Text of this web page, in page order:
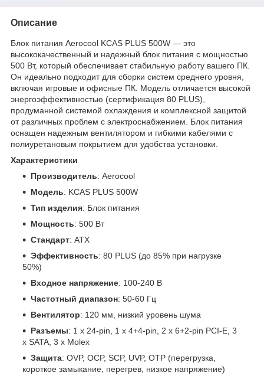
Описание
Блок питания Aerocool KCAS PLUS 500W — это
высококачественный и надежный блок питания с мощностью
500 Вт, который обеспечивает стабильную работу вашего ПК.
Он идеально подходит для сборки систем среднего уровня,
включая игровые и офисные ПК. Модель отличается высокой
энергоэффективностью (сертификация 80 PLUS),
продуманной системой охлаждения и комплексной защитой
от различных проблем с электроснабжением. Блок питания
оснащен надежным вентилятором и гибкими кабелями с
полиуретановым покрытием для удобства установки.
Характеристики
Производитель: Aerocool
Модель: KCAS PLUS 500W
Тип изделия: Блок питания
Мощность: 500 Вт
Стандарт: ATX
Эффективность: 80 PLUS (до 85% при нагрузке
50%)
Входное напряжение: 100-240 В
Частотный диапазон: 50-60 Гц
Вентилятор: 120 мм, низкий уровень шума
Разъемы: 1 x 24-pin, 1 x 4+4-pin, 2 x 6+2-pin PCI-E, 3
x SATA, 3 x Molex
Защита: OVP, OCP, SCP, UVP, OTP (перегрузка,
короткое замыкание, перегрев, низкое напряжение)